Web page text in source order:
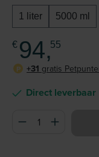
Direct leverbaar
€ 94,55
1 liter 5000 ml
P +31 gratis